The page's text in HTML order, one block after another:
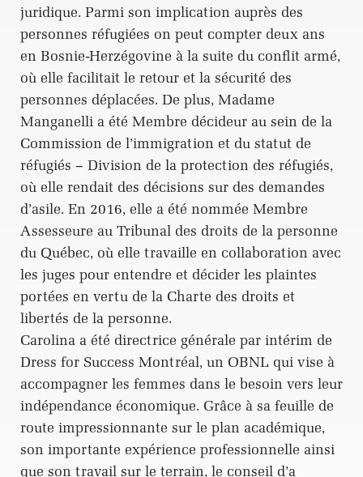
juridique. Parmi son implication auprès des
personnes réfugiées on peut compter deux ans
en Bosnie-Herzégovine à la suite du conflit armé,
où elle facilitait le retour et la sécurité des
personnes déplacées. De plus, Madame
Manganelli a été Membre décideur au sein de la
Commission de l’immigration et du statut de
réfugiés – Division de la protection des réfugiés,
où elle rendait des décisions sur des demandes
d’asile. En 2016, elle a été nommée Membre
Assesseure au Tribunal des droits de la personne
du Québec, où elle travaille en collaboration avec
les juges pour entendre et décider les plaintes
portées en vertu de la Charte des droits et
libertés de la personne.
Carolina a été directrice générale par intérim de
Dress for Success Montréal, un OBNL qui vise à
accompagner les femmes dans le besoin vers leur
indépendance économique. Grâce à sa feuille de
route impressionnante sur le plan académique,
son importante expérience professionnelle ainsi
que son travail sur le terrain, le conseil d’a